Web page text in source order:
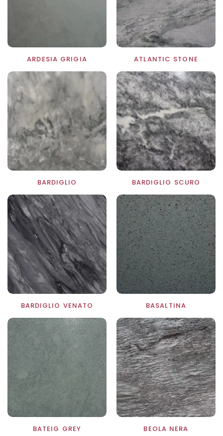
ARDESIA GRIGIA ATLANTIC STONE
BARDIGLIO BARDIGLIO SCURO
BARDIGLIO VENATO BASALTINA
BATEIG GREY BEOLA NERA